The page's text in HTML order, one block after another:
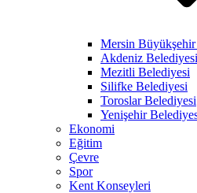
Mersin
Akdeniz Belediyesi
Mezitli Belediyesi
Silifke Belediyesi
Toroslar Belediyesi
Yenişehir
Ekonomi
Eğitim
Çevre
Spor
Kent Konseyleri